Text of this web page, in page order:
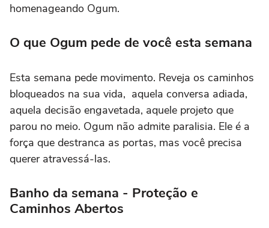
homenageando Ogum.
O que Ogum pede de você esta semana
Esta semana pede movimento. Reveja os caminhos
bloqueados na sua vida, aquela conversa adiada,
aquela decisão engavetada, aquele projeto que
parou no meio. Ogum não admite paralisia. Ele é a
força que destranca as portas, mas você precisa
querer atravessá-las.
Banho da semana - Proteção e
Caminhos Abertos